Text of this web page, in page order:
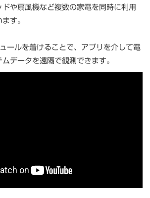
や扇風機など複数の家電を同時に利用
す。
ールを着けることで、アプリを介して電
データを遠隔で観測できます。